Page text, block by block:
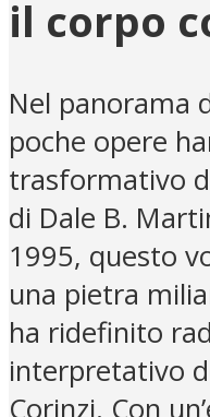
il corpo
Nel panorama
poche opere
trasformativo
di Dale B.
1995, questo
una pietra
ha ridefinito
interpretativo
Corinzi. Con